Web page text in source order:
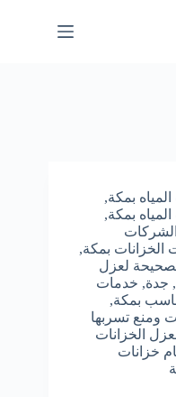
بمكة,
بمكة,
الشركات
بمكة,
لعزل
, جدة, خدمات
بمكة,
ومنع تسربها
الخزانات
خزانات